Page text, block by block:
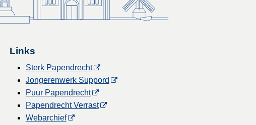
Links
Sterk Papendrecht
Jongerenwerk Suppord
Puur Papendrecht
Papendrecht Verrast
Webarchief